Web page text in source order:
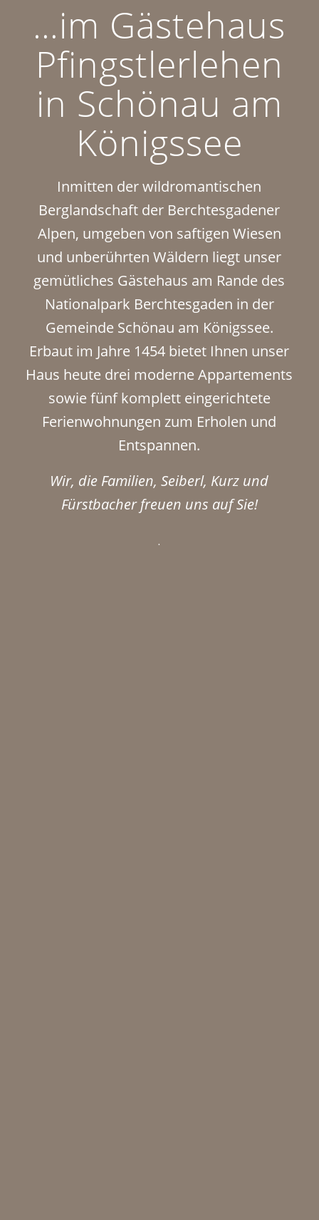
…im Gästehaus
Pfingstlerlehen
in Schönau am
Königssee
Inmitten der wildromantischen
Berglandschaft der Berchtesgadener
Alpen, umgeben von saftigen Wiesen
und unberührten Wäldern liegt unser
gemütliches Gästehaus am Rande des
Nationalpark Berchtesgaden in der
Gemeinde Schönau am Königssee.
Erbaut im Jahre 1454 bietet Ihnen unser
Haus heute drei moderne Appartements
sowie fünf komplett eingerichtete
Ferienwohnungen zum Erholen und
Entspannen.
Wir, die Familien, Seiberl, Kurz und
Fürstbacher freuen uns auf Sie!
.